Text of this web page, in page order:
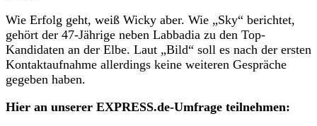
Wie Erfolg geht, weiß Wicky aber. Wie „Sky“ berichtet,
gehört der 47-Jährige neben Labbadia zu den Top-
Kandidaten an der Elbe. Laut „Bild“ soll es nach der ersten
Kontaktaufnahme allerdings keine weiteren Gespräche
gegeben haben.
Hier an unserer EXPRESS.de-Umfrage teilnehmen: